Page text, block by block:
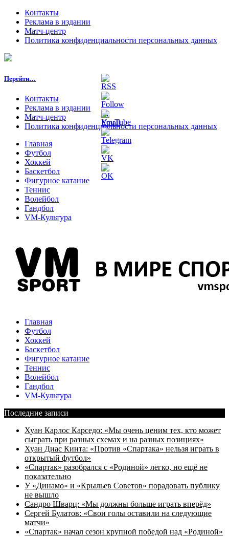
Контакты
Реклама в издании
Матч-центр
Политика конфиденциальности персональных данных
Перейти…
Контакты
Реклама в издании
Матч-центр
Политика конфиденциальности персональных данных
Главная
Футбол
Хоккей
Баскетбол
Фигурное катание
Теннис
Волейбол
Гандбол
VM-Культура
Главная
Футбол
Хоккей
Баскетбол
Фигурное катание
Теннис
Волейбол
Гандбол
VM-Культура
Последние записи
Хуан Карлос Карседо: «Мы очень ценим тех, кто может
сыграть при разных схемах и на разных позициях»
Хуан Диас Кинта: «Против «Спартака» нельзя играть в
открытый футбол»
«Спартак» разобрался с «Родиной» легко, но ещё не
показательно
У «Динамо» и «Крыльев Советов» порадовать публику
не вышло
Сандро Шварц: «Мы должны больше играть вперёд»
Сергей Булатов: «Свои голы оставили на следующие
матчи»
«Спартак» начал сезон крупной победой над «Родиной»